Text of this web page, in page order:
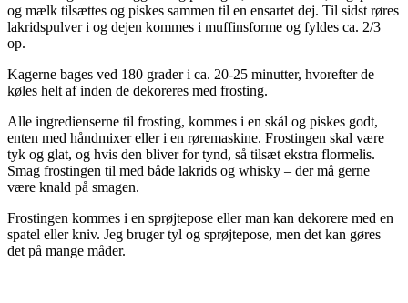
og mælk tilsættes og piskes sammen til en ensartet dej. Til sidst røres
lakridspulver i og dejen kommes i muffinsforme og fyldes ca. 2/3
op.
Kagerne bages ved 180 grader i ca. 20-25 minutter, hvorefter de
køles helt af inden de dekoreres med frosting.
Alle ingredienserne til frosting, kommes i en skål og piskes godt,
enten med håndmixer eller i en røremaskine. Frostingen skal være
tyk og glat, og hvis den bliver for tynd, så tilsæt ekstra flormelis.
Smag frostingen til med både lakrids og whisky – der må gerne
være knald på smagen.
Frostingen kommes i en sprøjtepose eller man kan dekorere med en
spatel eller kniv. Jeg bruger tyl og sprøjtepose, men det kan gøres
det på mange måder.